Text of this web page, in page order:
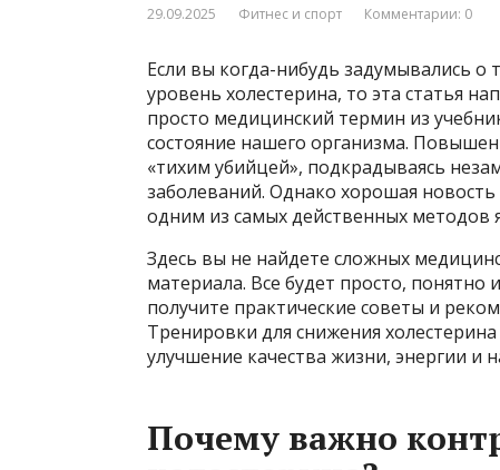
29.09.2025 Фитнес и спорт Комментарии: 0
Если вы когда-нибудь задумывались о
уровень холестерина, то эта статья
просто медицинский термин из
состояние нашего организма.
«тихим убийцей», подкрадываясь
заболеваний. Однако хорошая
одним из самых действенных методов
Здесь вы не найдете сложных
материала. Все будет просто,
получите практические советы и
Тренировки для снижения
улучшение качества жизни, энергии и
Почему важно